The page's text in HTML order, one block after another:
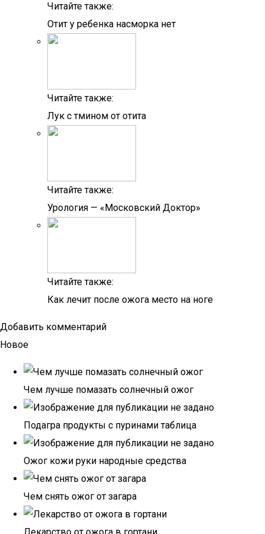
Читайте также:
Отит у ребенка насморка нет
Читайте также:
Лук с тмином от отита
Читайте также:
Урология — «Московский Доктор»
Читайте также:
Как лечит после ожога место на ноге
Добавить комментарий
Новое
Чем лучше помазать солнечный ожог
Подагра продукты с пуринами таблица
Ожог кожи руки народные средства
Чем снять ожог от загара